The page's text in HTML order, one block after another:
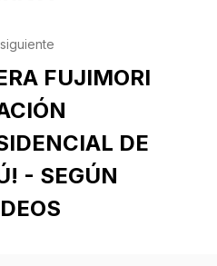
FUJIMORI
DE
- SEGÚN